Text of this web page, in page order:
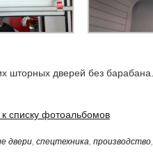
шторных дверей без барабана.
к списку фотоальбомов
двери, спецтехника, производство,